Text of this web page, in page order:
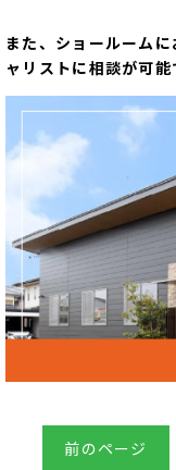
また、ショールーム
ャリストに相談が可能
前のページ